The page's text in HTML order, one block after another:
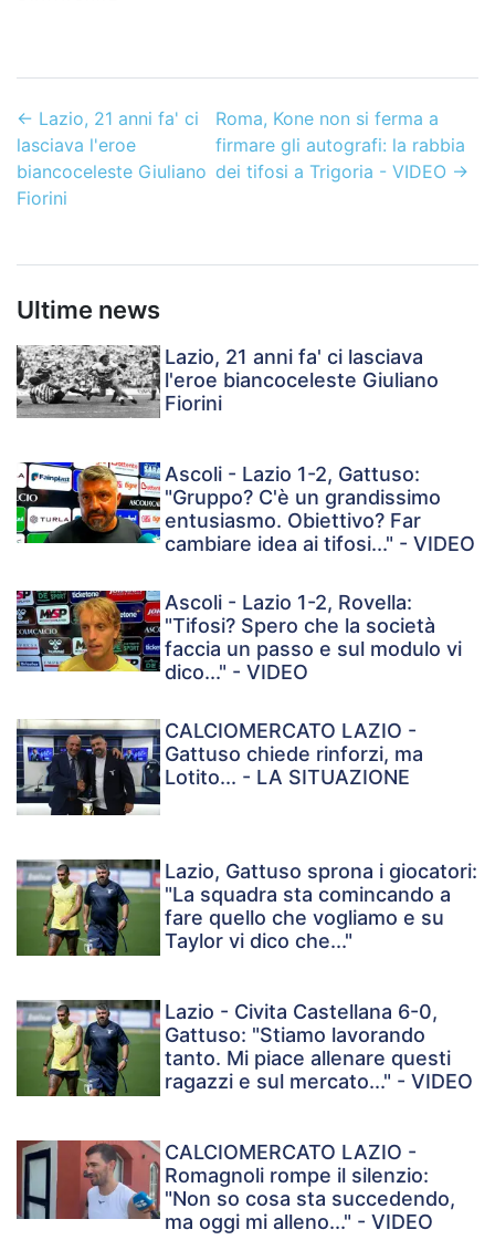
← Lazio, 21 anni fa' ci
lasciava l'eroe
biancoceleste Giuliano
Fiorini
Roma, Kone non si ferma a
firmare gli autografi: la rabbia
dei tifosi a Trigoria - VIDEO →
Ultime news
Lazio, 21 anni fa' ci lasciava
l'eroe biancoceleste Giuliano
Fiorini
Ascoli - Lazio 1-2, Gattuso:
"Gruppo? C'è un grandissimo
entusiasmo. Obiettivo? Far
cambiare idea ai tifosi..." - VIDEO
Ascoli - Lazio 1-2, Rovella:
"Tifosi? Spero che la società
faccia un passo e sul modulo vi
dico..." - VIDEO
CALCIOMERCATO LAZIO -
Gattuso chiede rinforzi, ma
Lotito... - LA SITUAZIONE
Lazio, Gattuso sprona i giocatori:
"La squadra sta comincando a
fare quello che vogliamo e su
Taylor vi dico che..."
Lazio - Civita Castellana 6-0,
Gattuso: "Stiamo lavorando
tanto. Mi piace allenare questi
ragazzi e sul mercato..." - VIDEO
CALCIOMERCATO LAZIO -
Romagnoli rompe il silenzio:
"Non so cosa sta succedendo,
ma oggi mi alleno..." - VIDEO